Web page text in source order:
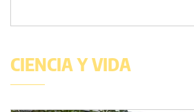
CIENCIA Y VIDA